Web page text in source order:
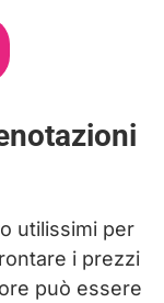
utilissimi per
i prezzi
può essere